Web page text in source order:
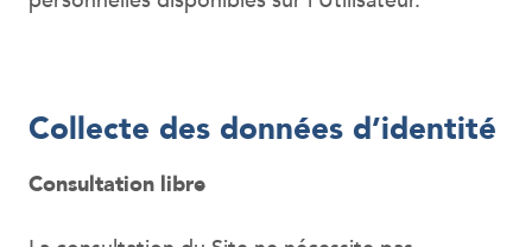
Collecte des données d’identité
Consultation libre